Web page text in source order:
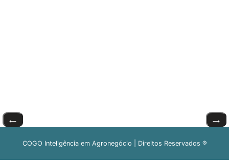
← →
COGO Inteligência em Agronegócio | Direitos Reservados ®